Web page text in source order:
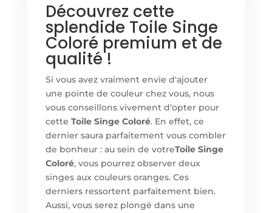
Découvrez cette
splendide Toile Singe
Coloré premium et de
qualité !
Si vous avez vraiment envie d'ajouter
une pointe de couleur chez vous, nous
vous conseillons vivement d'opter pour
cette Toile Singe Coloré. En effet, ce
dernier saura parfaitement vous combler
de bonheur : au sein de votreToile Singe
Coloré, vous pourrez observer deux
singes aux couleurs oranges. Ces
derniers ressortent parfaitement bien.
Aussi, vous serez plongé dans une